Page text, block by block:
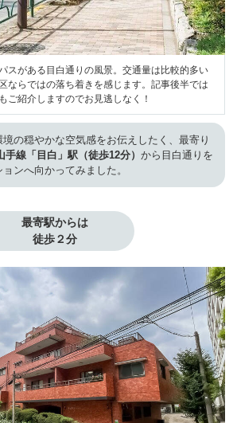
スがある目白通りの風景。交通量は比較的多い
ならではの落ち着きを感じます。記事後半では
ご紹介しますのでお見逃しなく！
境の穏やかな空気感をお伝えしたく、最寄り
手線「目白」駅（徒歩12分） から目白通りを
ンへ向かってみました。
最寄駅からは
徒歩２分